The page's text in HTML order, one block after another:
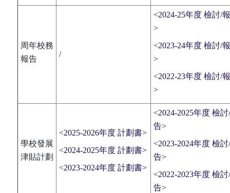
周年校務
報告
/
<2024-25年度 檢討/
>
<2023-24年度 檢討/
>
<2022-23年度 檢討/
>
學校發展
津貼計劃
<2025-2026年度 計劃書>
<2024-2025年度 計劃書>
<2023-2024年度 計劃書>
<2024-2025年度 檢
告>
<2023-2024年度 檢
告>
<2022-2023年度 檢
告>